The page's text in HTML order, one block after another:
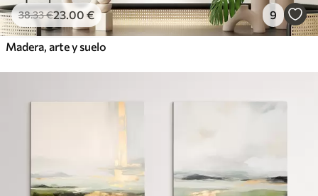
38.33€23.00 € 9
Madera, arte y suelo